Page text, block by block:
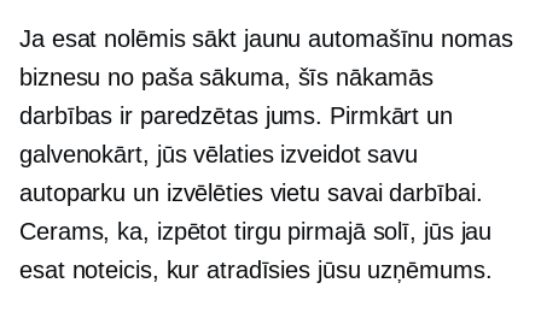
Ja esat nolēmis sākt jaunu automašīnu nomas
biznesu no paša sākuma, šīs nākamās
darbības ir paredzētas jums. Pirmkārt un
galvenokārt, jūs vēlaties izveidot savu
autoparku un izvēlēties vietu savai darbībai.
Cerams, ka, izpētot tirgu pirmajā solī, jūs jau
esat noteicis, kur atradīsies jūsu uzņēmums.